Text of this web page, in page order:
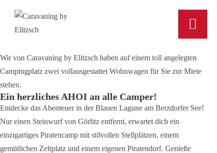
Wir von Caravaning by Elitzsch haben auf einem toll angelegten
Campingplatz zwei vollausgestattet Wohnwagen für Sie zur Miete
stehen.
Ein herzliches AHOI an alle Camper!
Entdecke das Abenteuer in der Blauen Lagune am Berzdorfer See!
Nur einen Steinwurf von Görlitz entfernt, erwartet dich ein
einzigartiges Piratencamp mit stilvollen Stellplätzen, einem
gemütlichen Zeltplatz und einem eigenen Piratendorf. Genieße